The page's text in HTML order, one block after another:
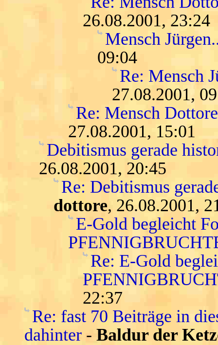
26.08.2001, 23:24
Mensch
09:04
Re: Mensch
27.08.2001,
Re: Mensch
27.08.2001, 15:01
Debitismus gerade
26.08.2001, 20:45
Re: Debitismus
dottore, 26.08.2001,
E-Gold begleicht
Re: E-Gold
22:37
Re: fast 70 Beiträge in
dahinter - Baldur der